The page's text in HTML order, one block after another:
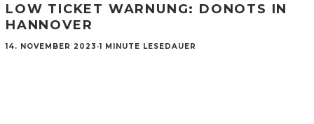
LOW TICKET WARNUNG: DONOTS IN
HANNOVER
14. NOVEMBER 2023 ·1 MINUTE LESEDAUER